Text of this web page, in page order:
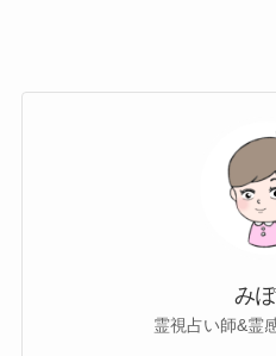
み
霊視占い師&霊